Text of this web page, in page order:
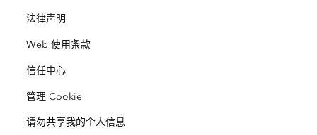
Esri Store
ArcWatch
Esri 视频
业务行为准则
网站地图
教育
种族平等
法律声明
Web 使用条款
信任中心
管理 Cookie
请勿共享我的个人信息